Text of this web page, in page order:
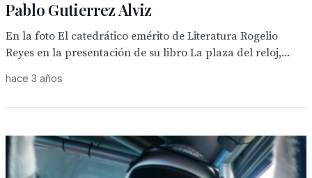
Pablo Gutierrez Alviz
En la foto El catedrático emérito de Literatura Rogelio
Reyes en la presentación de su libro La plaza del reloj,...
hace 3 años